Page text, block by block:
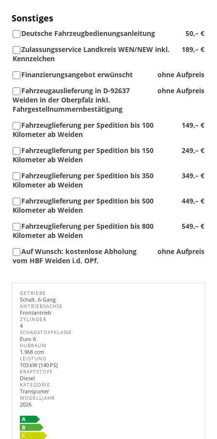
Sonstiges
50,– €
Deutsche Fahrzeugbedienungsanleitung
189,– €
Zulassungsservice Landkreis WEN/NEW inkl.
Kennzeichen
ohne Aufpreis
Finanzierungsangebot erwünscht
ohne Aufpreis
Fahrzeugauslieferung in D-92637
Weiden in der Oberpfalz inkl.
Fahrgestellnummernbestätigung
149,– €
Fahrzeuglieferung per Spedition bis 100
Kilometer ab Weiden
249,– €
Fahrzeuglieferung per Spedition bis 150
Kilometer ab Weiden
349,– €
Fahrzeuglieferung per Spedition bis 350
Kilometer ab Weiden
449,– €
Fahrzeuglieferung per Spedition bis 500
Kilometer ab Weiden
549,– €
Fahrzeuglieferung per Spedition bis 800
Kilometer ab Weiden
ohne Aufpreis
Auf Wunsch: kostenlose Abholung
vom HBF Weiden i.d. OPf.
GETRIEBE
Schalt. 6-Gang
ANTRIEBSACHSE
Frontantrieb
ZYLINDER
4
SCHADSTOFFKLASSE
Euro 6
HUBRAUM
1.968 ccm
LEISTUNG
103 kW (140 PS)
KRAFTSTOFF
Diesel
KATEGORIE
Transporter
MODELLJAHR
2026